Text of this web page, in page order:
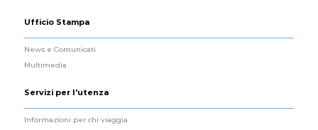
Ufficio Stampa
News e Comunicati
Multimedia
Servizi per l'utenza
Informazioni per chi viaggia